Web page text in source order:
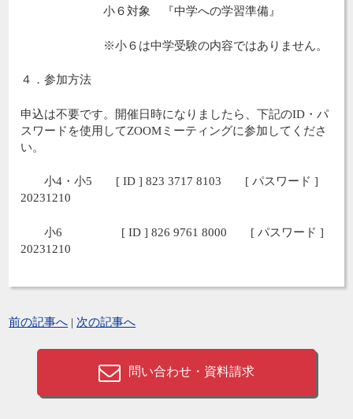
小６対象 『中学への学習準備』
※小６は中学受験の内容ではありません。
４．参加方法
申込は不要です。開催日時になりましたら、下記のID・パ
スワードを使用してZOOMミーティングに参加してくださ
い。
小4・小5 [ ID ] 823 3717 8103 [ パスワード ]
20231210
小6 [ ID ] 826 9761 8000 [ パスワード ]
20231210
前の記事へ | 次の記事へ
問い合わせ・資料請求